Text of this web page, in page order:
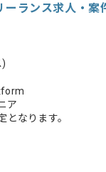
ーランス求人・案
ア
なります。